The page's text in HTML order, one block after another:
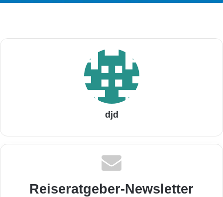
djd
Reiseratgeber-Newsletter